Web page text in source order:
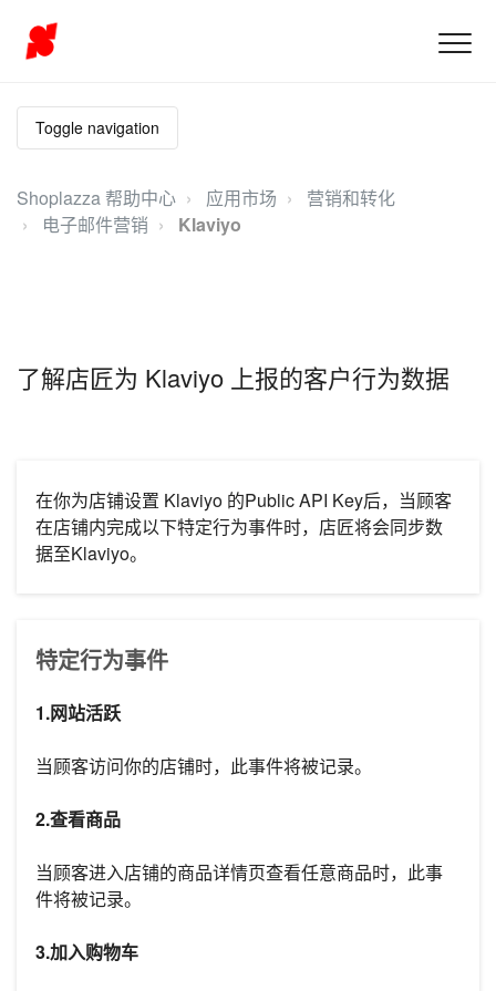
Toggle navigation
Shoplazza 帮助中心 应用市场
营销和转化
电子邮件营销
Klaviyo
了解店匠为 Klaviyo 上报的客户行为数据
在你为店铺设置 Klaviyo 的Public API Key后，当顾客
在店铺内完成以下特定行为事件时，店匠将会同步数
据至Klaviyo。
特定行为事件
1.网站活跃
当顾客访问你的店铺时，此事件将被记录。
2.查看商品
当顾客进入店铺的商品详情页查看任意商品时，此事
件将被记录。
3.加入购物车